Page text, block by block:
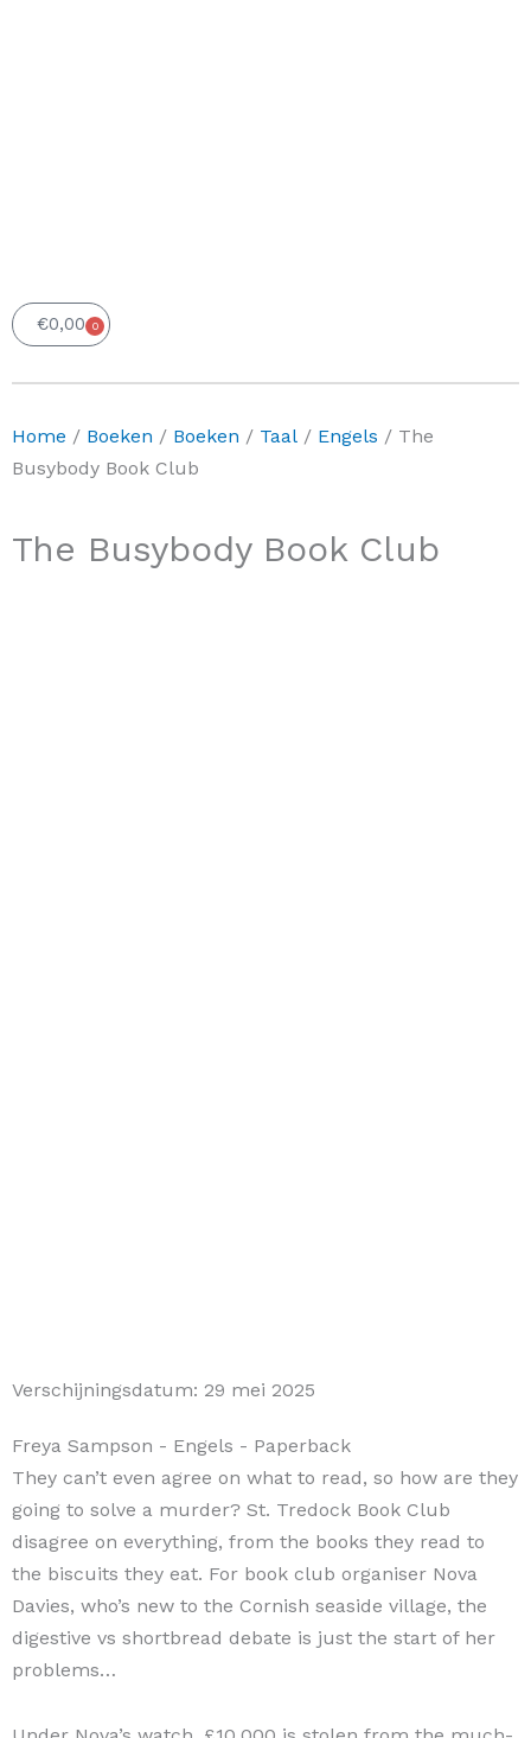
€0,00 0
Winkelwagen
Home / Boeken / Boeken / Taal / Engels / The
Busybody Book Club
The Busybody Book Club
Verschijningsdatum: 29 mei 2025
Freya Sampson - Engels - Paperback
They can’t even agree on what to read, so how are they
going to solve a murder? St. Tredock Book Club
disagree on everything, from the books they read to
the biscuits they eat. For book club organiser Nova
Davies, who’s new to the Cornish seaside village, the
digestive vs shortbread debate is just the start of her
problems…